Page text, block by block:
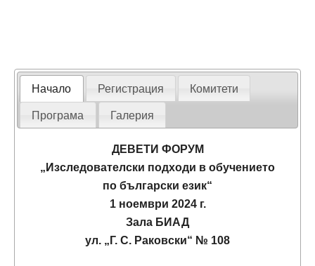
Начало Регистрация Комитети
Програма Галерия
ДЕВЕТИ ФОРУМ
„Изследователски подходи в обучението
по български език“
1 ноември 2024 г.
Зала БИАД
ул. „Г. С. Раковски“ № 108